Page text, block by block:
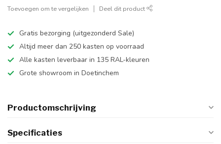
Toevoegen om te vergelijken Deel dit product
Gratis bezorging (uitgezonderd Sale)
Altijd meer dan 250 kasten op voorraad
Alle kasten leverbaar in 135 RAL-kleuren
Grote showroom in Doetinchem
Productomschrijving
Specificaties